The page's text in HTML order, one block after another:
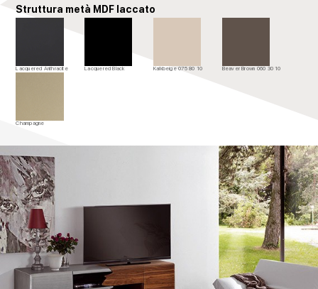
Struttura metà MDF laccato
Lacquered Anthracite Lacquered Black Kalkbeige 075 80 10 Beaver Brown 060 30 10
Champagne